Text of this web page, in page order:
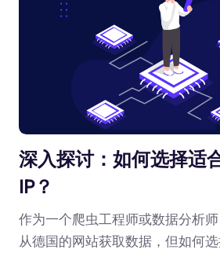
深入探讨：如何选择适
IP？
作为一个爬虫工程师或数据分析
从德国的网站获取数据，但如何选